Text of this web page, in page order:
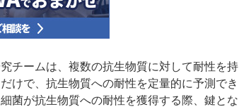
チームは、複数の抗生物質に対して耐性を持
けで、抗生物質への耐性を定量的に予測でき
菌が抗生物質への耐性を獲得する際、鍵とな